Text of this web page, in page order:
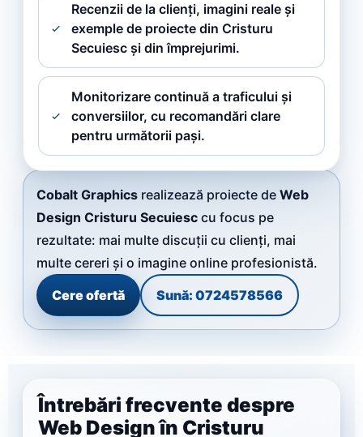
Recenzii de la clienți, imagini reale și
exemple de proiecte din Cristuru
Secuiesc și din împrejurimi.
Monitorizare continuă a traficului și
conversiilor, cu recomandări clare
pentru următorii pași.
Cobalt Graphics realizează proiecte de Web
Design Cristuru Secuiesc cu focus pe
rezultate: mai multe discuții cu clienți, mai
multe cereri și o imagine online profesionistă.
Cere ofertă
Sună: 0724578566
Întrebări frecvente despre
Web Design în Cristuru